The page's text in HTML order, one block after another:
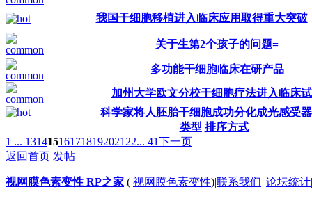
我国干细胞移植进入临床应用取得重大突破
关于生第2个孩子的问题=
多功能干细胞临床在研产品
加州大学欧文分校干细胞疗法进入临床
科学家将人胚胎干细胞成功分化成光感受器
类型 排序方式
1 ... 131415161718192021 22... 41下一页
返回首页 发帖
视网膜色素变性 RP之家 ( 视网膜色素变性)|联系我们 |论坛统计|